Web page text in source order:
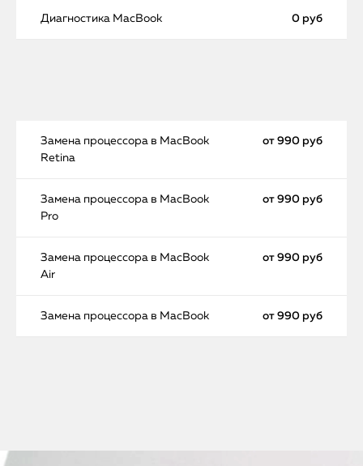
Диагностика MacBook 0 руб
Замена процессора в MacBook
Retina
от 990 руб
Замена процессора в MacBook
Pro
от 990 руб
Замена процессора в MacBook
Air
от 990 руб
Замена процессора в MacBook от 990 руб